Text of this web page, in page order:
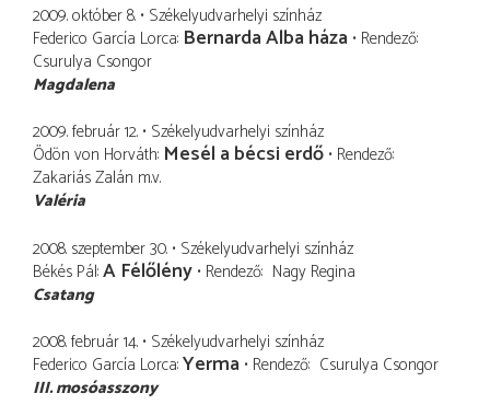
2009. október 8. Székelyudvarhelyi színház
Federico García Lorca Bernarda Alba háza Rendező
Csurulya Csongor
Magdalena
2009. február 12. Székelyudvarhelyi színház
Ödön von Horváth Mesél a bécsi erdő Rendező
Zakariás Zalán m.v.
Valéria
2008. szeptember 30. Székelyudvarhelyi színház
Békés Pál A Félőlény Rendező Nagy Regina
Csatang
2008. február 14. Székelyudvarhelyi színház
Federico García Lorca Yerma Rendező Csurulya Csongor
III. mosóasszony